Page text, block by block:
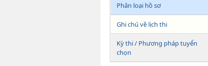
Phân loại hồ sơ
Ghi chú về lịch thi
Kỳ thi / Phương pháp tuyển
chọn